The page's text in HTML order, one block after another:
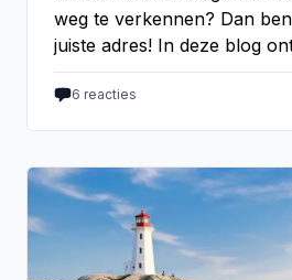
weg te verkennen? Dan
juiste adres! In deze blog
6 reacties